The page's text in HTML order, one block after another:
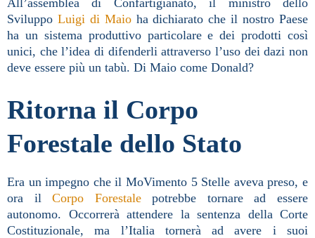
Sviluppo Luigi di Maioha dichiarato che il nostro Paese
ha un sistema produttivo particolare e dei prodotti così
unici, che l’idea di difenderli attraverso l’uso dei dazi non
deve essere più un tabù. Di Maio come Donald?
Ritorna il Corpo
Forestale dello Stato
Era un impegno che il MoVimento 5 Stelle aveva preso, e
ora ilCorpo Forestalepotrebbe tornare ad essere
autonomo. Occorrerà attendere la sentenza della Corte
Costituzionale, ma l’Italia tornerà ad avere i suoi